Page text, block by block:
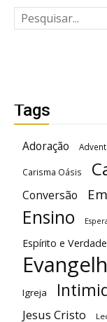
Tags
Adoração
Carisma Oásis
Conversão
Ensino
Espírito e Verdade
Igreja
Jesus Cristo